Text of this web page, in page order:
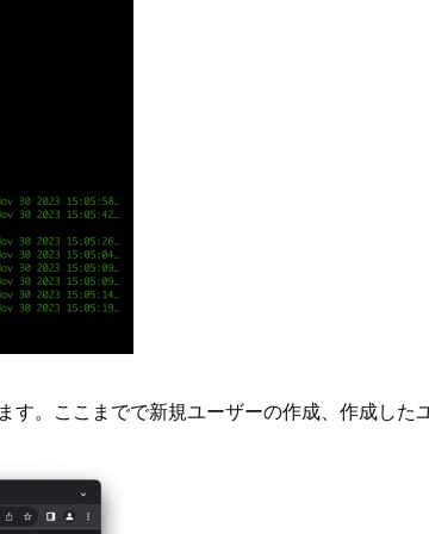
。ここまでで新規ユーザーの作成、作成した